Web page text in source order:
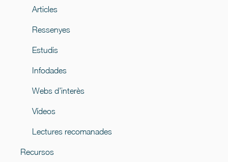
Articles
Ressenyes
Estudis
Infodades
Webs d’interès
Vídeos
Lectures recomanades
Recursos